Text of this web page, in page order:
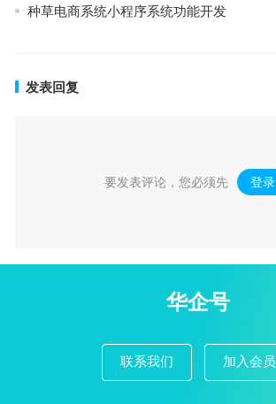
种草电商系统小程序系统功能开发
发表回复
要发表评论，您必须先 登录
华企号
联系我们 加入会员